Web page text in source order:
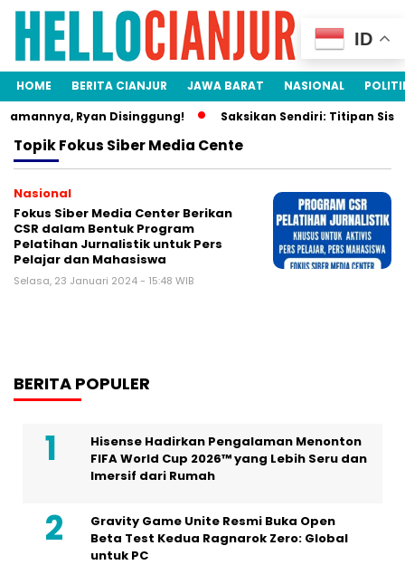
HOME BERITA CIANJUR JAWA BARAT NASIONAL
Ryan Disinggung!
Saksikan Sendiri: Titipan
TopikFokus Siber Media Cente
Nasional
Fokus Siber Media Center Berikan
CSR dalam Bentuk Program
Pelatihan Jurnalistik untuk Pers
Pelajar dan Mahasiswa
Selasa, 23 Januari 2024 - 15:48 WIB
BERITA POPULER
Hisense Hadirkan Pengalaman Menonton
FIFA World Cup 2026™ yang Lebih Seru dan
Imersif dari Rumah
Gravity Game Unite Resmi Buka Open
Beta Test Kedua Ragnarok Zero: Global
untuk PC
ID